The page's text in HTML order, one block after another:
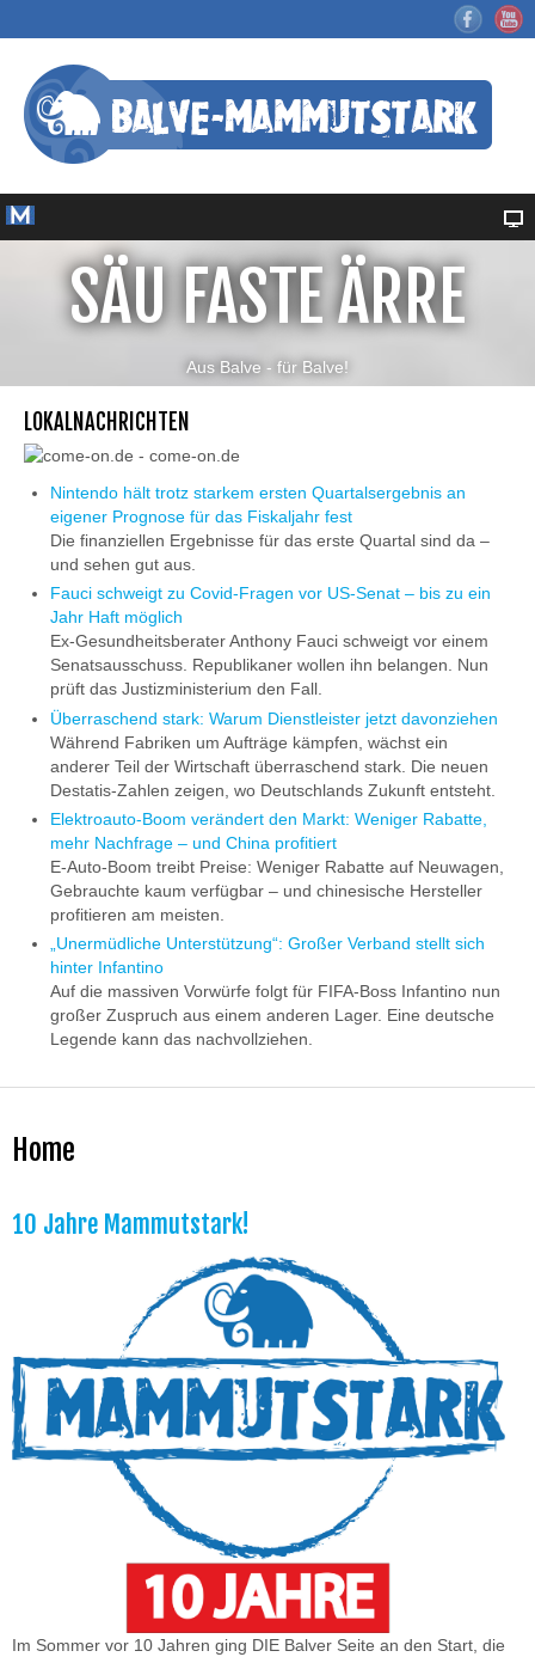
SÄU FASTE ÄRRE
Aus Balve - für Balve!
LOKALNACHRICHTEN
Nintendo hält trotz starkem ersten Quartalsergebnis an
eigener Prognose für das Fiskaljahr fest
Die finanziellen Ergebnisse für das erste Quartal sind da –
und sehen gut aus.
Fauci schweigt zu Covid-Fragen vor US-Senat – bis zu ein
Jahr Haft möglich
Ex-Gesundheitsberater Anthony Fauci schweigt vor einem
Senatsausschuss. Republikaner wollen ihn belangen. Nun
prüft das Justizministerium den Fall.
Überraschend stark: Warum Dienstleister jetzt davonziehen
Während Fabriken um Aufträge kämpfen, wächst ein
anderer Teil der Wirtschaft überraschend stark. Die neuen
Destatis-Zahlen zeigen, wo Deutschlands Zukunft entsteht.
Elektroauto-Boom verändert den Markt: Weniger Rabatte,
mehr Nachfrage – und China profitiert
E-Auto-Boom treibt Preise: Weniger Rabatte auf Neuwagen,
Gebrauchte kaum verfügbar – und chinesische Hersteller
profitieren am meisten.
„Unermüdliche Unterstützung“: Großer Verband stellt sich
hinter Infantino
Auf die massiven Vorwürfe folgt für FIFA-Boss Infantino nun
großer Zuspruch aus einem anderen Lager. Eine deutsche
Legende kann das nachvollziehen.
Home
10 Jahre Mammutstark!
Im Sommer vor 10 Jahren ging DIE Balver Seite an den Start, die